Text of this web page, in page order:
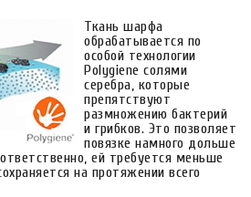
Ткань шарфа
обрабатывается по
особой технологии
Polygiene солями
серебра, которые
препятствуют
размножению бактерий
и грибков. Это позволяет
повязке намного дольше
ей требуется меньше
на протяжении всего